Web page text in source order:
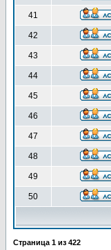
41
42
43
44
45
46
47
48
49
50
Страница 1 из 422